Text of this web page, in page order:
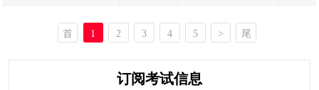
首
1 2 3 4 5 >
尾
订阅考试信息